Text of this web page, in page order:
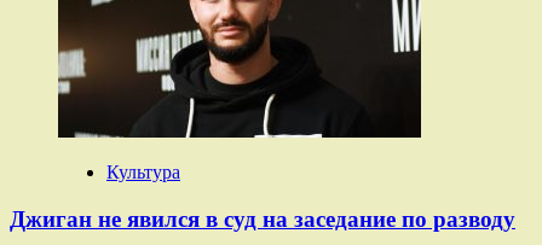
Культура
Джиган не явился в суд на заседание по разводу